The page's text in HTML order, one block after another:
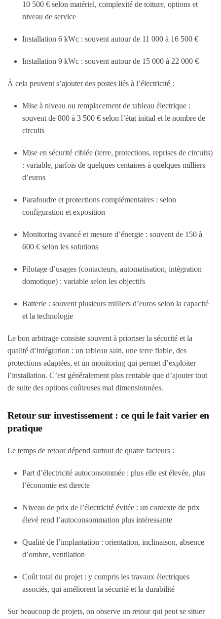
10 500 € selon matériel, complexité de toiture, options et
niveau de service
Installation 6 kWc : souvent autour de 11 000 à 16 500 €
Installation 9 kWc : souvent autour de 15 000 à 22 000 €
À cela peuvent s’ajouter des postes liés à l’électricité :
Mise à niveau ou remplacement de tableau électrique :
souvent de 800 à 3 500 € selon l’état initial et le nombre de
circuits
Mise en sécurité ciblée (terre, protections, reprises de circuits)
: variable, parfois de quelques centaines à quelques milliers
d’euros
Parafoudre et protections complémentaires : selon
configuration et exposition
Monitoring avancé et mesure d’énergie : souvent de 150 à
600 € selon les solutions
Pilotage d’usages (contacteurs, automatisation, intégration
domotique) : variable selon les objectifs
Batterie : souvent plusieurs milliers d’euros selon la capacité
et la technologie
Le bon arbitrage consiste souvent à prioriser la sécurité et la
qualité d’intégration : un tableau sain, une terre fiable, des
protections adaptées, et un monitoring qui permet d’exploiter
l’installation. C’est généralement plus rentable que d’ajouter tout
de suite des options coûteuses mal dimensionnées.
Retour sur investissement : ce qui le fait varier en
pratique
Le temps de retour dépend surtout de quatre facteurs :
Part d’électricité autoconsommée : plus elle est élevée, plus
l’économie est directe
Niveau de prix de l’électricité évitée : un contexte de prix
élevé rend l’autoconsommation plus intéressante
Qualité de l’implantation : orientation, inclinaison, absence
d’ombre, ventilation
Coût total du projet : y compris les travaux électriques
associés, qui améliorent la sécurité et la durabilité
Sur beaucoup de projets, on observe un retour qui peut se situer